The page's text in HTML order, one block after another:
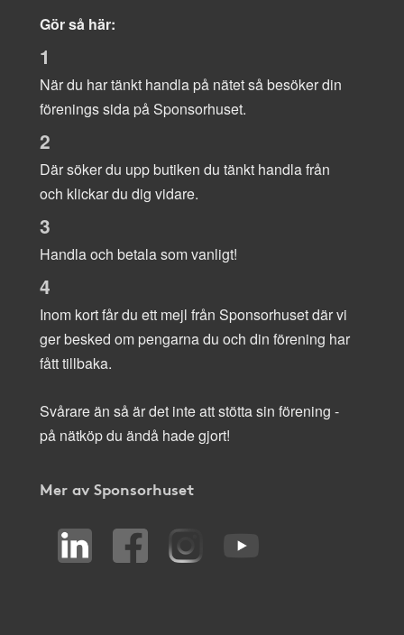
Gör så här:
1
När du har tänkt handla på nätet så besöker din
förenings sida på Sponsorhuset.
2
Där söker du upp butiken du tänkt handla från
och klickar du dig vidare.
3
Handla och betala som vanligt!
4
Inom kort får du ett mejl från Sponsorhuset där vi
ger besked om pengarna du och din förening har
fått tillbaka.
Svårare än så är det inte att stötta sin förening -
på nätköp du ändå hade gjort!
Mer av Sponsorhuset